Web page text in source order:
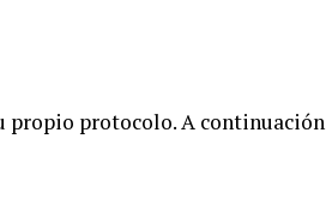
propio protocolo. A continuación